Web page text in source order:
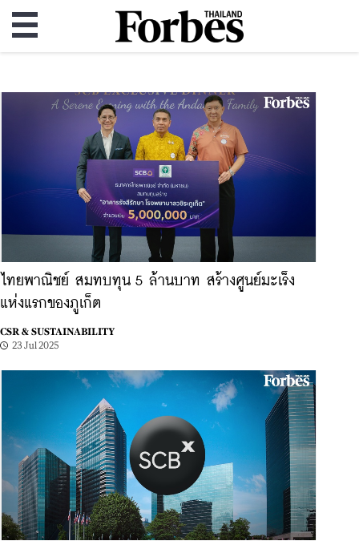
ไทยพาณิชย์ สมทบทุน 5 ล้านบาท สร้างศูนย์มะเร็ง
แห่งแรกของภูเก็ต
CSR & SUSTAINABILITY
23 Jul 2025